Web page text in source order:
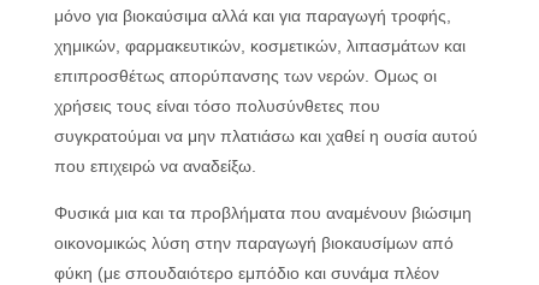
μόνο για βιοκαύσιμα αλλά και για παραγωγή τροφής,
χημικών, φαρμακευτικών, κοσμετικών, λιπασμάτων και
επιπροσθέτως απορύπανσης των νερών. Ομως οι
χρήσεις τους είναι τόσο πολυσύνθετες που
συγκρατούμαι να μην πλατιάσω και χαθεί η ουσία αυτού
που επιχειρώ να αναδείξω.
Φυσικά μια και τα προβλήματα που αναμένουν βιώσιμη
οικονομικώς λύση στην παραγωγή βιοκαυσίμων από
φύκη (με σπουδαιότερο εμπόδιο και συνάμα πλέον